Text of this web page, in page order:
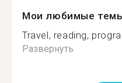
Мои любимые
Travel, reading,
Развернуть